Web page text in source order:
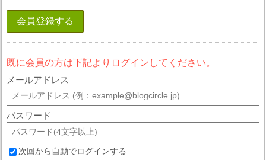
会員登録する
既に会員の方は下記よりログインしてください。
メールアドレス
パスワード
次回から自動でログインする